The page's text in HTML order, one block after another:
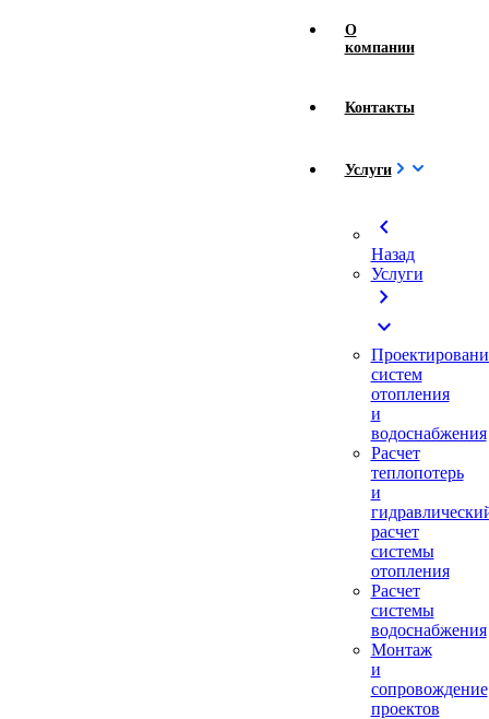
О
компании
Контакты
Услуги
chevron_left
Назад
Услуги
chevron_right
expand_more
систем
отопления
и
водоснабжения
Расчет
теплопотерь
и
расчет
системы
отопления
Расчет
системы
водоснабжения
Монтаж
и
сопровождение
проектов